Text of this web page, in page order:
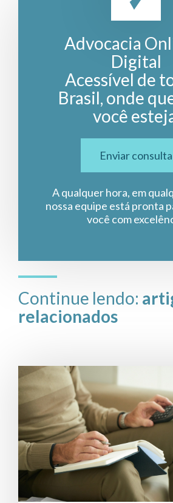
Advocacia
Digital
Acessível de
Brasil, onde
você
Enviar consulta
A qualquer hora, em
nossa equipe está pronta
você com
Continue lendo:
relacionados